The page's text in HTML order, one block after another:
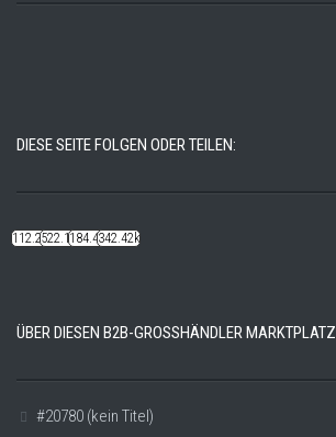
DIESE SEITE FOLGEN ODER TEILEN:
112.22k522.14k184.48k342.42k
ÜBER DIESEN B2B-GROSSHÄNDLER MARKTPLATZ
#20780 (kein Titel)